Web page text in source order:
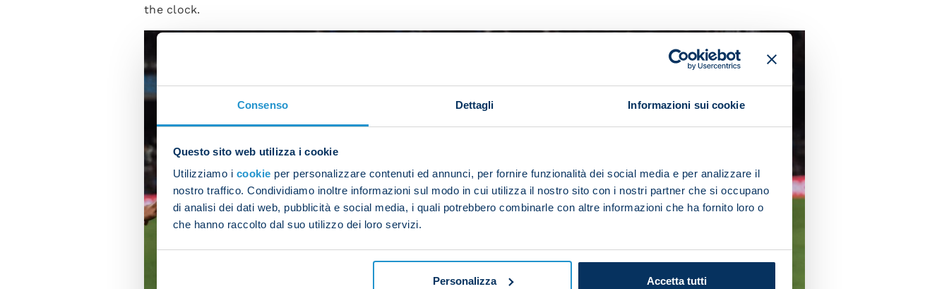
Consenso Dettagli Informazioni sui cookie
Questo sito web utilizza i cookie
Utilizziamo i cookie per personalizzare contenuti ed annunci, per fornire funzionalità dei social media e per analizzare il
nostro traffico. Condividiamo inoltre informazioni sul modo in cui utilizza il nostro sito con i nostri partner che si occupano
di analisi dei dati web, pubblicità e social media, i quali potrebbero combinarle con altre informazioni che ha fornito loro o
che hanno raccolto dal suo utilizzo dei loro servizi.
Personalizza Accetta tutti
the clock.